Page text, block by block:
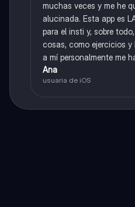
muchas veces y me he
alucinada. Esta app es
para el insti y, sobre
cosas, como ejercicios
a mí personalmente me
Ana
usuaria de iOS